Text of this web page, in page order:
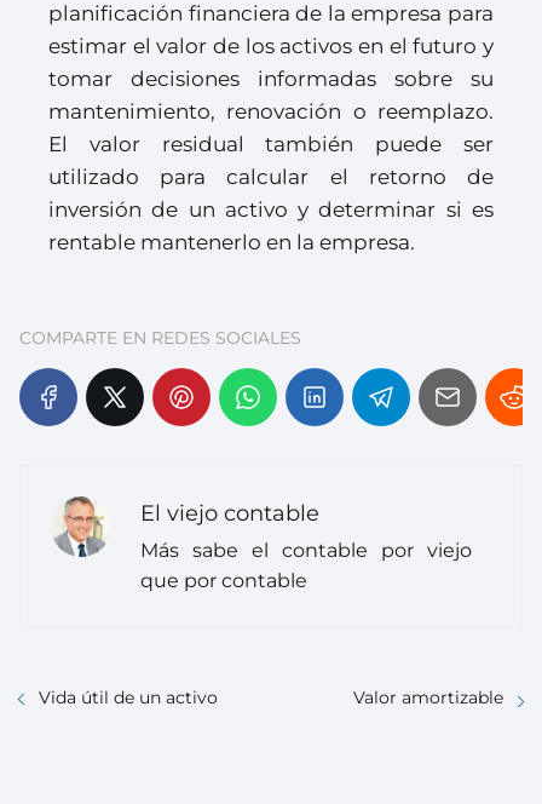
planificación financiera de la empresa para
estimar el valor de los activos en el futuro y
tomar decisiones informadas sobre su
mantenimiento, renovación o reemplazo.
El valor residual también puede ser
utilizado para calcular el retorno de
inversión de un activo y determinar si es
rentable mantenerlo en la empresa.
COMPARTE EN REDES SOCIALES
El viejo contable
Más sabe el contable por viejo
que por contable
Vida útil de un activo Valor amortizable